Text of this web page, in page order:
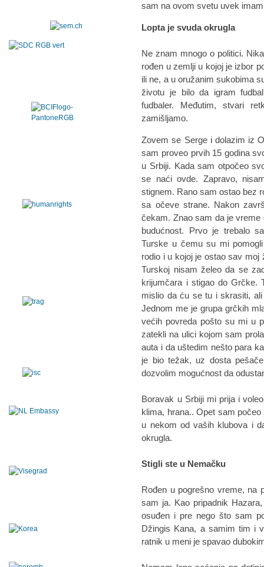
sam na ovom svetu uvek
Lopta je svuda okrugla
Ne znam mnogo o politici.
rođen u zemlji u kojoj je izbor
ili ne, a u oružanim sukobima
životu je bilo da igram
fudbaler. Međutim, stvari
zamišljamo.
Zovem se Serge i dolazim iz
sam proveo prvih 15 godina
u Srbiji. Kada sam otpočeo
se naći ovde. Zapravo,
stignem. Rano sam ostao bez
sa očeve strane. Nakon
čekam. Znao sam da je
budućnost. Prvo je trebalo
Turske u čemu su mi
rodio i u kojoj je ostao sav
Turskoj nisam želeo da se
krijumčara i stigao do Grčke.
mislio da ću se tu i skrasiti,
Jednom me je grupa grčkih
većih povreda pošto su mi u
zatekli na ulici kojom sam
auta i da uštedim nešto para
je bio težak, uz dosta
dozvolim mogućnost da
Boravak u Srbiji mi prija i
klima, hrana.. Opet sam
u nekom od vaših klubova i
okrugla.
Stigli ste u Nemačku
Rođen u pogrešno vreme, na
sam ja. Kao pripadnik
osuđen i pre nego što sam
Džingis Kana, a samim tim i
ratnik u meni je spavao